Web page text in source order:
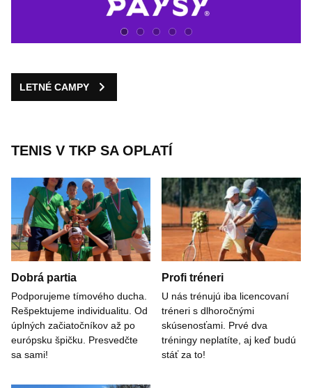
LETNÉ CAMPY
TENIS V TKP SA OPLATÍ
Dobrá partia
Podporujeme tímového ducha.
Rešpektujeme individualitu. Od
úplných začiatočníkov až po
európsku špičku. Presvedčte
sa sami!
Profi tréneri
U nás trénujú iba licencovaní
tréneri s dlhoročnými
skúsenosťami. Prvé dva
tréningy neplatíte, aj keď budú
stáť za to!